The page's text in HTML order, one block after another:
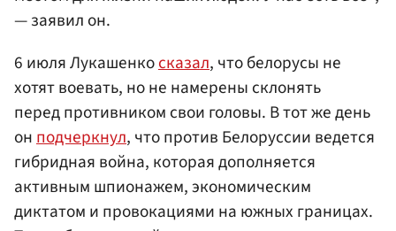
— заявил он.
6 июля Лукашенкосказал, что белорусы не
хотят воевать, но не намерены склонять
перед противником свои головы. В тот же день
он подчеркнул, что против Белоруссии ведется
гибридная война, которая дополняется
активным шпионажем, экономическим
диктатом и провокациями на южных границах.